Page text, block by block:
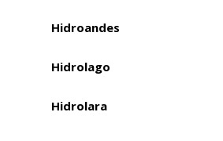
Hidroandes
Hidrolago
Hidrolara